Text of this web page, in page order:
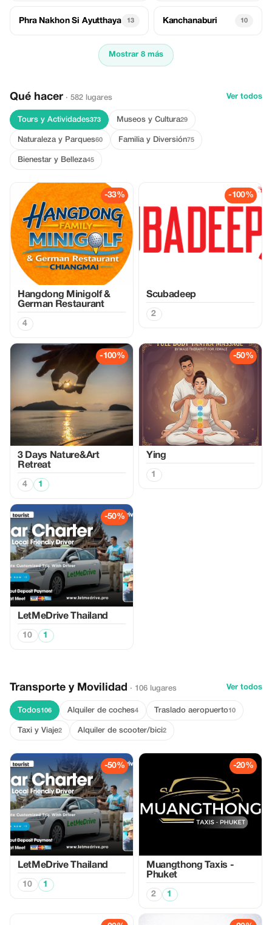
Phra Nakhon Si Ayutthaya 13 Kanchanaburi 10
Mostrar 8 más
Qué hacer · 582 lugares Ver todos
Tours y Actividades373 Museos y Cultura29
Naturaleza y Parques60 Familia y Diversión75
Bienestar y Belleza45
-33%
Hangdong Minigolf &
German Restaurant
4
-100%
Scubadeep
2
-100%
3 Days Nature&Art
Retreat
4 1
-50%
Ying
1
-50%
LetMeDrive Thailand
10 1
Transporte y Movilidad · 106 lugares Ver todos
Todos106 Alquiler de coches4 Traslado aeropuerto10
Taxi y Viaje2 Alquiler de scooter/bici2
-50%
LetMeDrive Thailand
10 1
-20%
Muangthong Taxis -
Phuket
2 1